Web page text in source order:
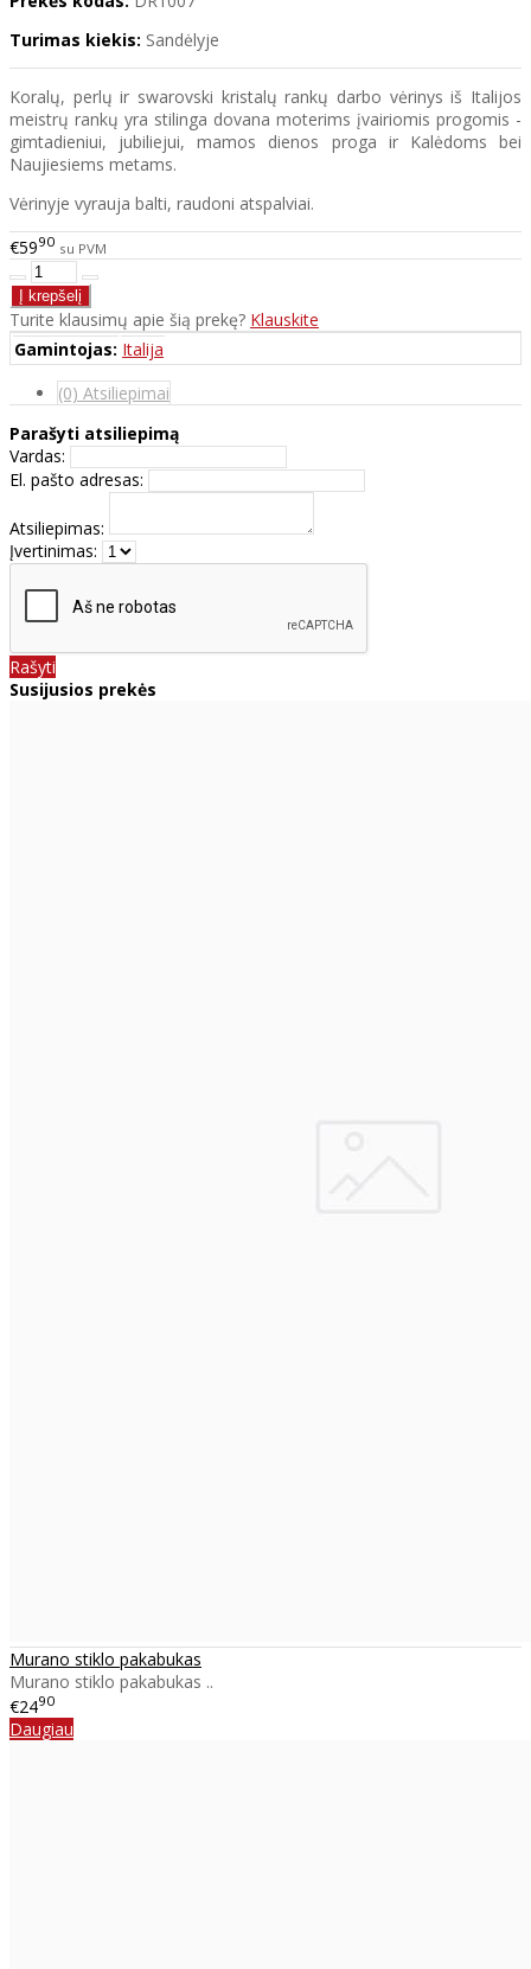
Turimas kiekis: Sandėlyje
Koralų, perlų ir swarovski kristalų rankų darbo vėrinys iš Italijos
meistrų rankų yra stilinga dovana moterims įvairiomis progomis -
gimtadieniui, jubiliejui, mamos dienos proga ir Kalėdoms bei
Naujiesiems metams.
Vėrinyje vyrauja balti, raudoni atspalviai.
€5990 su PVM
Turite klausimų apie šią prekę? Klauskite
Gamintojas: Italija
(0) Atsiliepimai
Parašyti atsiliepimą
Vardas:
El. pašto adresas:
Atsiliepimas:
Įvertinimas:
Rašyti
Susijusios prekės
Murano stiklo pakabukas
Murano stiklo pakabukas ..
€2490
Daugiau